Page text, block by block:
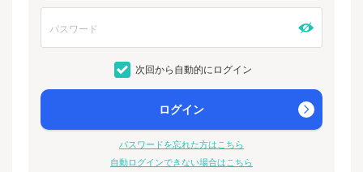
次回から自動的にログイン
ログイン
パスワードを忘れた方はこちら
自動ログインできない場合はこちら